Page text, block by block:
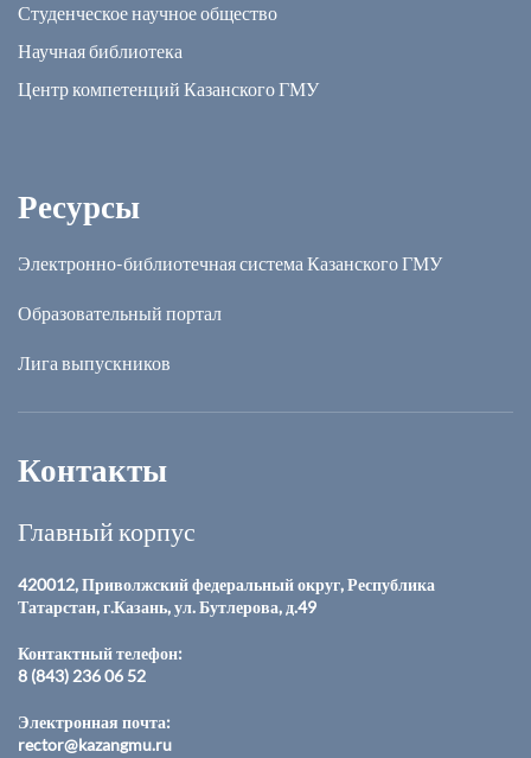
Студенческое научное общество
Научная библиотека
Центр компетенций Казанского ГМУ
Ресурсы
Электронно-библиотечная система Казанского ГМУ
Образовательный портал
Лига выпускников
Контакты
Главный корпус
420012, Приволжский федеральный округ, Республика
Татарстан, г.Казань, ул. Бутлерова, д.49
Контактный телефон:
8 (843) 236 06 52
Электронная почта:
rector@kazangmu.ru